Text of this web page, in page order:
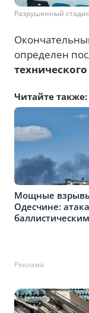
Разрушенный
определен
технического
Читайте также:
Мощные
Одесчине: атака
Реклама